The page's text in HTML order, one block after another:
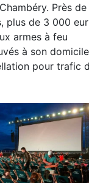
Près de
plus de 3 000
armes à feu
à son domicile
pour trafic